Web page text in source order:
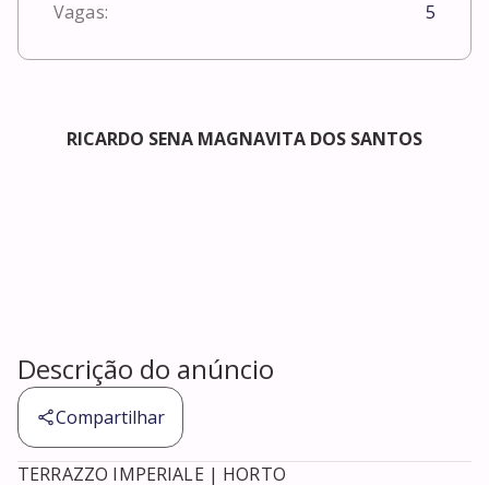
Vagas: 5
RICARDO SENA MAGNAVITA DOS SANTOS
Descrição do anúncio
Compartilhar
TERRAZZO IMPERIALE | HORTO